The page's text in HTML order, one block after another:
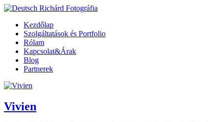
Kezdőlap
Szolgáltatások és Portfolio
Rólam
Kapcsolat&Árak
Blog
Partnerek
Vivien